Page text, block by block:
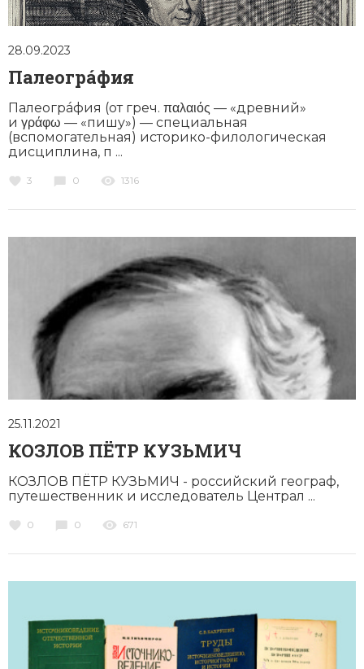
28.09.2023
Палеогра́фия
Палеогрáфия (от греч. παλαιός — «древ­ний»
и γράφω — «пишу») — специальная
(вспомогательная) историко-филологическая
дисциплина, п ...
3 0 1316
25.11.2021
КОЗЛОВ ПЁТР КУЗЬМИЧ
КОЗЛОВ ПЁТР КУЗЬМИЧ - российский гео­граф,
пу­те­ше­ст­вен­ник и ис­сле­до­ва­тель Централ ...
0 0 671